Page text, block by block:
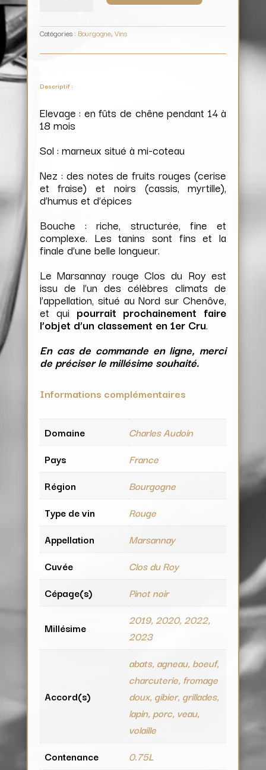
Audoin
Catégories : Bourgogne, Vins
Descriptif :
Elevage : en fûts de chêne pendant 14 à
18 mois
Sol : marneux situé à mi-coteau
Nez : des notes de fruits rouges (cerise
et fraise) et noirs (cassis, myrtille),
d’humus et d’épices
Bouche : riche, structurée, fine et
complexe. Les tanins sont fins et la
finale d’une belle longueur.
Le Marsannay rouge Clos du Roy est
issu de l’un des célèbres climats de
l’appellation, situé au Nord sur Chenôve,
et qui pourrait prochainement faire
l’objet d’un classement en 1er Cru.
En cas de commande en ligne, merci
de préciser le millésime souhaité.
Informations complémentaires
Domaine
Charles Audoin
Pays
France
Région
Bourgogne
Type de vin
Rouge
Appellation
Marsannay
Cuvée
Clos du Roy
Cépage(s)
Pinot noir
Millésime
2019, 2020, 2022,
2023
Accord(s)
abats, agneau, boeuf,
charcuterie, fromage
doux, gibier, grillades,
lapin, porc, veau,
volaille
Contenance
0.75L